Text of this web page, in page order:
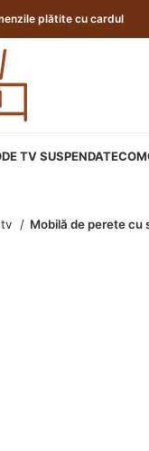
plătite cu cardul
TV SUSPENDATE
Mobilă de perete cu